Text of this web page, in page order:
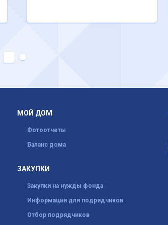
МОЙ ДОМ
Фотоотчеты
Баланс дома
ЗАКУПКИ
Закупки на нужды фонда
Информация для подрядчиков
Отбор подрядчиков